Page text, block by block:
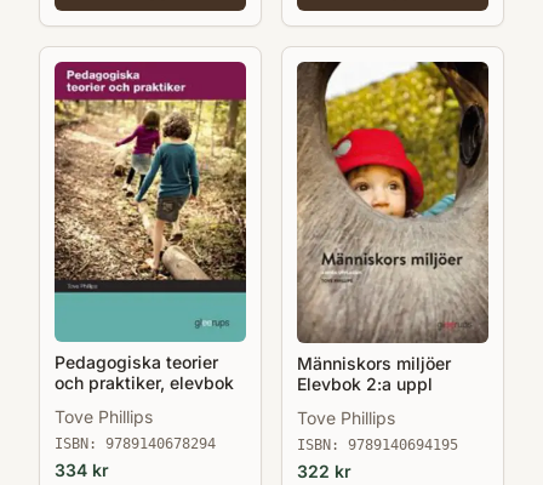
Pedagogiska teorier
och praktiker, elevbok
Tove Phillips
ISBN: 9789140678294
334 kr
Människors miljöer
Elevbok 2:a uppl
Tove Phillips
ISBN: 9789140694195
322 kr